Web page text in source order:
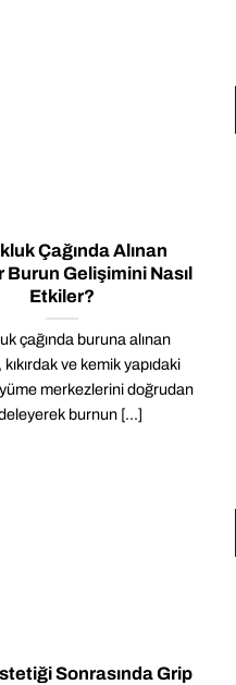
Çağında Alınan
Burun Gelişimini Nasıl
Etkiler?
çağında buruna alınan
ve kemik yapıdaki
merkezlerini doğrudan
burnun [...]
Sonrasında Grip